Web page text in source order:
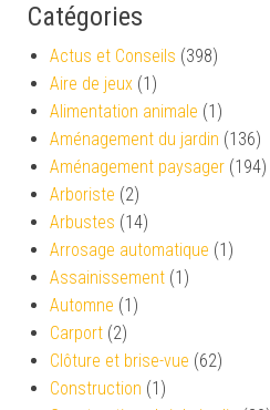
Catégories
Actus et Conseils (398)
Aire de jeux (1)
Alimentation animale (1)
Aménagement du jardin (136)
Aménagement paysager (194)
Arboriste (2)
Arbustes (14)
Arrosage automatique (1)
Assainissement (1)
Automne (1)
Carport (2)
Clôture et brise-vue (62)
Construction (1)